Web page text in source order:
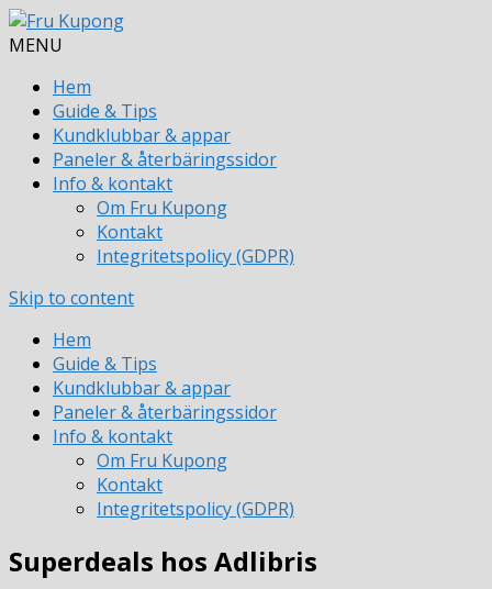
MENU
Hem
Guide & Tips
Kundklubbar & appar
Paneler & återbäringssidor
Info & kontakt
Om Fru Kupong
Kontakt
Integritetspolicy (GDPR)
Skip to content
Hem
Guide & Tips
Kundklubbar & appar
Paneler & återbäringssidor
Info & kontakt
Om Fru Kupong
Kontakt
Integritetspolicy (GDPR)
Superdeals hos Adlibris